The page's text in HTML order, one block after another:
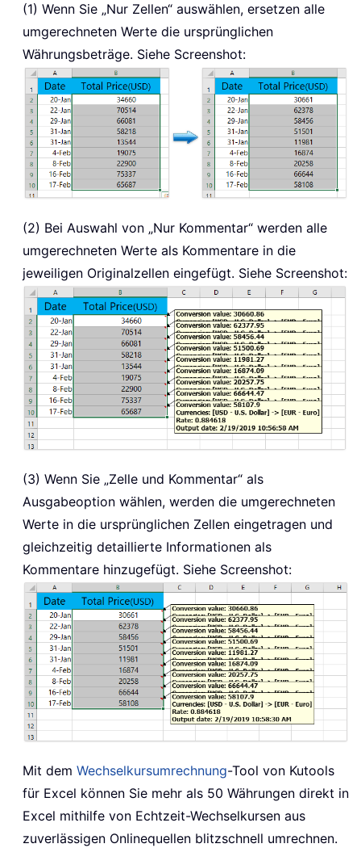
(1) Wenn Sie „Nur Zellen“ auswählen, ersetzen alle
umgerechneten Werte die ursprünglichen
Währungsbeträge. Siehe Screenshot:
(2) Bei Auswahl von „Nur Kommentar“ werden alle
umgerechneten Werte als Kommentare in die
jeweiligen Originalzellen eingefügt. Siehe Screenshot:
(3) Wenn Sie „Zelle und Kommentar“ als
Ausgabeoption wählen, werden die umgerechneten
Werte in die ursprünglichen Zellen eingetragen und
gleichzeitig detaillierte Informationen als
Kommentare hinzugefügt. Siehe Screenshot:
Mit dem Wechselkursumrechnung-Tool von Kutools
für Excel können Sie mehr als 50 Währungen direkt in
Excel mithilfe von Echtzeit-Wechselkursen aus
zuverlässigen Onlinequellen blitzschnell umrechnen.